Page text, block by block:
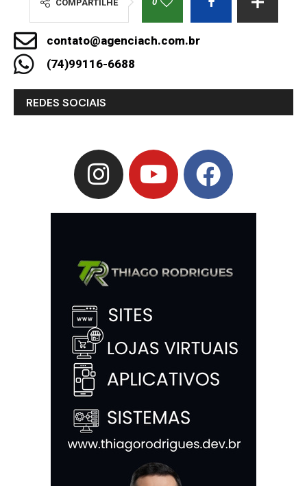
COMPARTILHE
contato@agenciach.com.br
(74)99116-6688
REDES SOCIAIS